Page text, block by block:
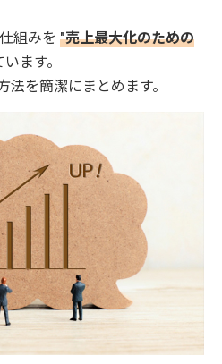
組みを "売上最大化のための
ます。
法を簡潔にまとめます。